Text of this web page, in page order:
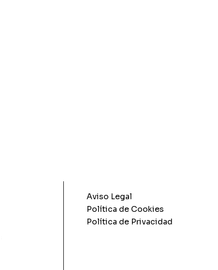
Aviso Legal
Política de Cookies
Política de Privacidad